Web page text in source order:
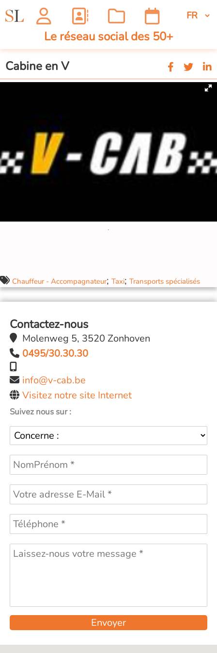
Le réseau social des 50+
Cabine en V
Chauffeur - Accompagnateur; Taxi; Transports spécialisés
Contactez-nous
Molenweg 5, 3520 Zonhoven
0495/30.30.30
info@v-cab.be
Visitez notre site Internet
Suivez nous sur :
Envoyer